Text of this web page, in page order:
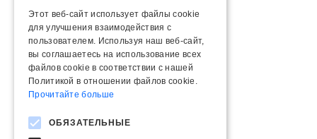
Этот веб-сайт использует файлы cookie
для улучшения взаимодействия с
пользователем. Используя наш веб-сайт,
вы соглашаетесь на использование всех
файлов cookie в соответствии с нашей
Политикой в ​​отношении файлов cookie.
Прочитайте больше
ОБЯЗАТЕЛЬНЫЕ